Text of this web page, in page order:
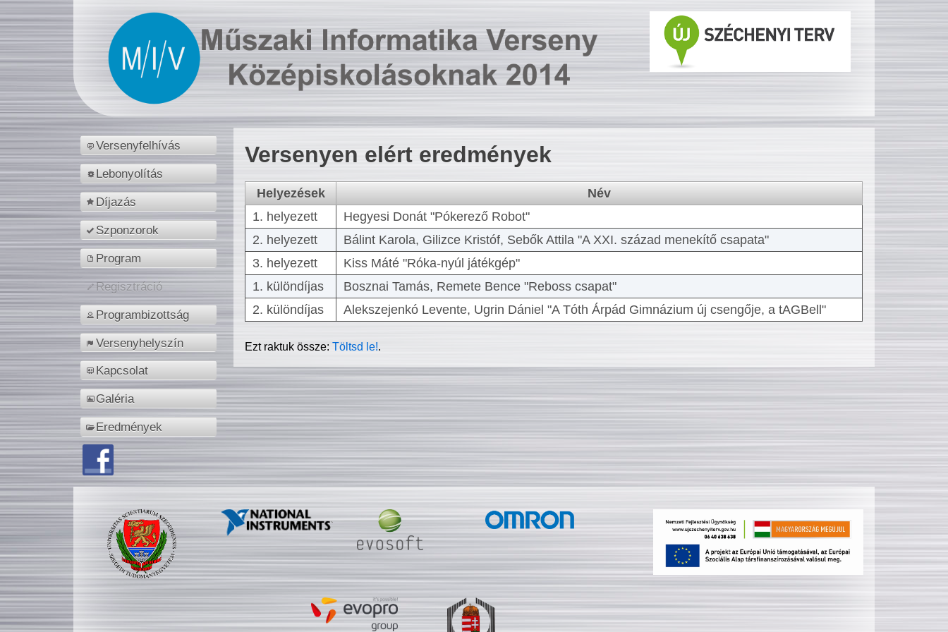
Versenyfelhívás
Lebonyolítás
Díjazás
Szponzorok
Program
Regisztráció
Programbizottság
Versenyhelyszín
Kapcsolat
Galéria
Eredmények
Versenyen elért eredmények
Helyezések
Név
1. helyezett
Hegyesi Donát "Pókerező Robot"
2. helyezett
Bálint Karola, Gilizce Kristóf, Sebők Attila "A XXI. század menekítő csapata"
3. helyezett
Kiss Máté "Róka-nyúl játékgép"
1. különdíjas
Bosznai Tamás, Remete Bence "Reboss csapat"
2. különdíjas
Alekszejenkó Levente, Ugrin Dániel "A Tóth Árpád Gimnázium új csengője, a tAGBell"
Ezt raktuk össze:Töltsd le!.